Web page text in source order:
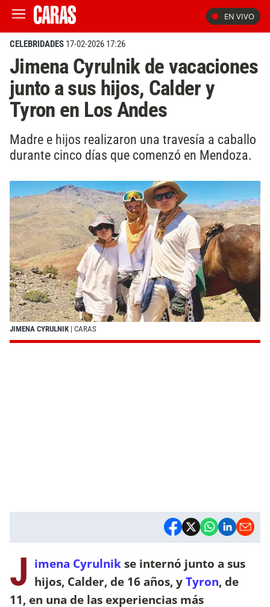
EN VIVO
CELEBRIDADES 17-02-2026 17:26
Jimena Cyrulnik de vacaciones
junto a sus hijos, Calder y
Tyron en Los Andes
Madre e hijos realizaron una travesía a caballo
durante cinco días que comenzó en Mendoza.
JIMENA CYRULNIK | CARAS
J imena Cyrulnikse internó junto a sus
hijos, Calder, de 16 años, yTyron, de
11, en una de las experiencias más